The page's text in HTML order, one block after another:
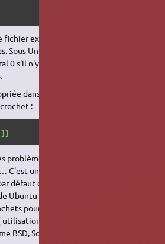
existe, 1 dans le cas où le fichier
Sous Unix, le code de retour est par
0 s'il n'y a aucune erreur et différent
dans de la programmation shell
:
]]
problèmes d'espaces dans les noms de
C'est une structure
défaut dans la plupart des
Ubuntu en particulier. On garde en
pour les scripts shell qui doivent
sur des Unix sans installation
BSD, Solaris… ) .